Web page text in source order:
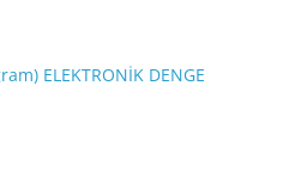
ELEKTRONİK DENGE